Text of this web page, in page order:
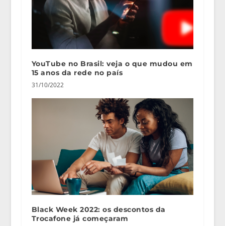
YouTube no Brasil: veja o que mudou em
15 anos da rede no país
31/10/2022
Black Week 2022: os descontos da
Trocafone já começaram